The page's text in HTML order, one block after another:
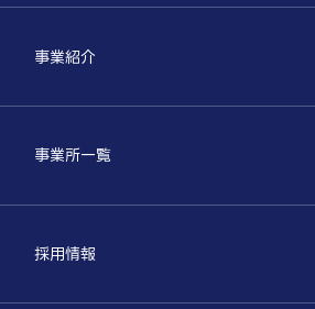
事業紹介
事業所一覧
採用情報